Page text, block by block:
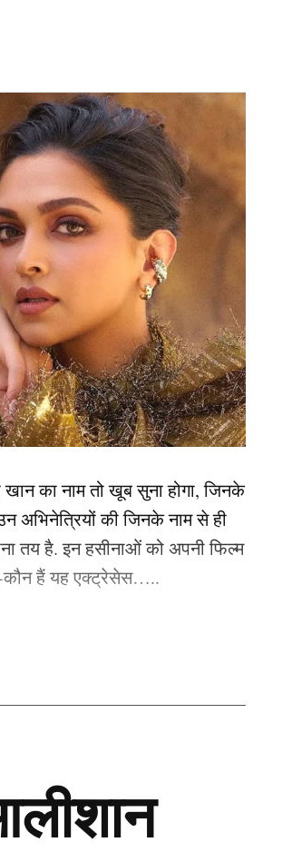
बन रहे हैं वो कोई और नहीं बल्कि
को एलबीडब्ल्यू के जरिए वापस
में उनसे बड़ी उम्मीद थी. लेकिन, 4
गंवा बैठे.
का सामना 7 पारियों में हो चुका है.
अपना शिकार
का नाम तो खूब सुना होगा, जिनके
की जिनके नाम से ही
तय है. इन हसीनाओं को अपनी फिल्म
कौन हैं यह एक्ट्रेसेस…..
की शुरूआत ‘ओम शांति ओम’
‘ये जवानी है दीवानी’, ‘चेन्नई